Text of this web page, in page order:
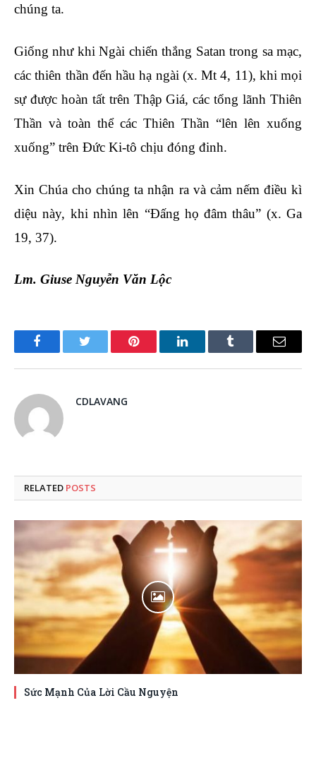
chúng ta.
Giống như khi Ngài chiến thắng Satan trong sa mạc,
các thiên thần đến hầu hạ ngài (x. Mt 4, 11), khi mọi
sự được hoàn tất trên Thập Giá, các tổng lãnh Thiên
Thần và toàn thể các Thiên Thần “lên lên xuống
xuống” trên Đức Ki-tô chịu đóng đinh.
Xin Chúa cho chúng ta nhận ra và cảm nếm điều kì
diệu này, khi nhìn lên “Đấng họ đâm thâu” (x. Ga
19, 37).
Lm. Giuse Nguyễn Văn Lộc
FacebookTwitter Pinterest LinkedInTumblr Email
CDLAVANG
RELATED POSTS
Sức Mạnh Của Lời Cầu Nguyện